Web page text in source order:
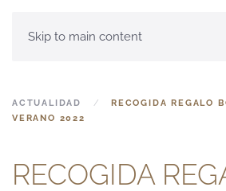
Skip to main content
ACTUALIDAD
RECOGIDA REGALO
VERANO 2022
RECOGIDA